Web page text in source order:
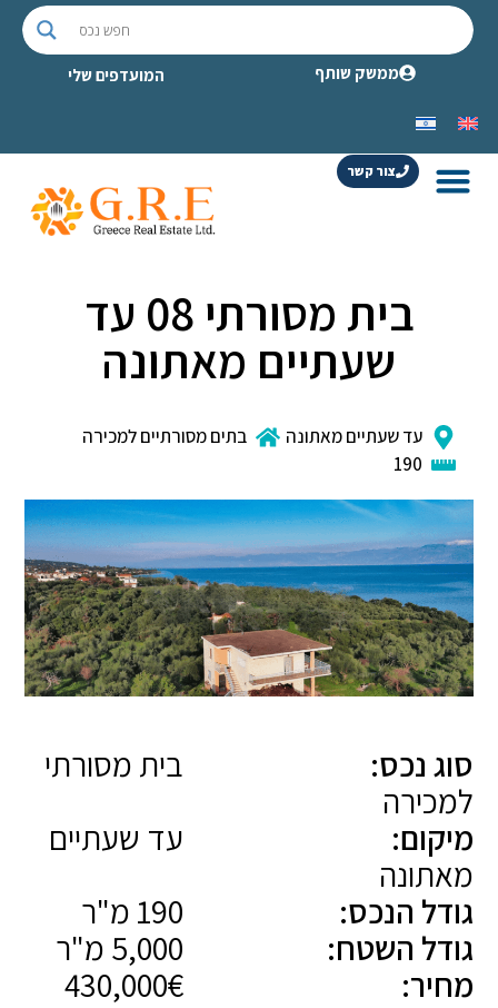
ממשק שותף המועדפים שלי
צור קשר
בית מסורתי 08 עד
שעתיים מאתונה
עד שעתיים מאתונה
בתים מסורתיים למכירה
190
סוג נכס:
בית מסורתי
למכירה
מיקום:
עד שעתיים
מאתונה
גודל הנכס:
גודל השטח:
מחיר:
430,000€